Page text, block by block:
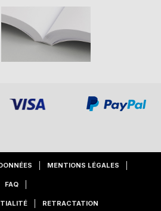
MENTIONS LÉGALES
FAQ
RETRACTATION